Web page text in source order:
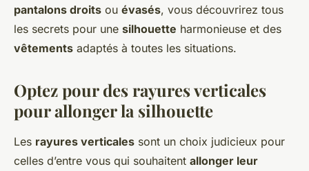
pantalons droits ou évasés, vous découvrirez tous
les secrets pour une silhouette harmonieuse et des
vêtements adaptés à toutes les situations.
Optez pour des rayures verticales
pour allonger la silhouette
Les rayures verticales sont un choix judicieux pour
celles d’entre vous qui souhaitent allonger leur